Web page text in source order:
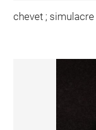
chevet ; simulacre